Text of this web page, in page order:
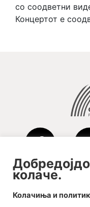
со соодветни
Концертот е
колаче.
Колачиња и